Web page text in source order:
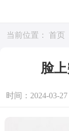
当前位置： 首页
脸
时间：2024-03-27